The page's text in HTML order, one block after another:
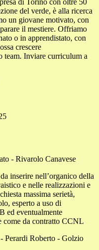
di Torino con oltre 50
del verde, è alla ricerca
un giovane motivato, con
il mestiere. Offriamo
o in apprendistato, con
crescere
team. Inviare curriculum a
- Rivarolo Canavese
inserire nell’organico della
e nelle realizzazioni e
massima serietà,
esperto a uso di
ed eventualmente
come da contratto CCNL
Perardi Roberto - Golzio